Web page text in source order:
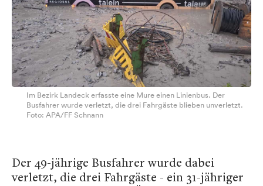
Im Bezirk Landeck erfasste eine Mure einen Linienbus. Der
Busfahrer wurde verletzt, die drei Fahrgäste blieben unverletzt.
Foto: APA/FF Schnann
Der 49-jährige Busfahrer wurde dabei
verletzt, die drei Fahrgäste - ein 31-jähriger